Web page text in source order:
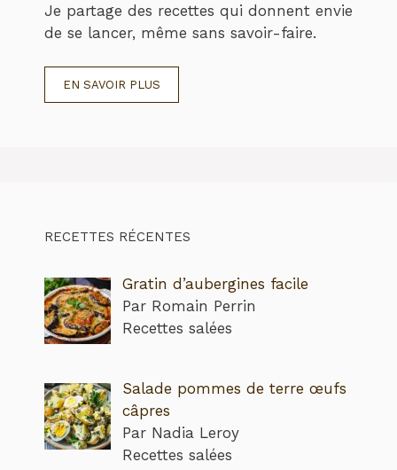
Je partage des recettes qui donnent envie
de se lancer, même sans savoir-faire.
EN SAVOIR PLUS
RECETTES RÉCENTES
Gratin d’aubergines facile
Par Romain Perrin
Recettes salées
Salade pommes de terre œufs
câpres
Par Nadia Leroy
Recettes salées